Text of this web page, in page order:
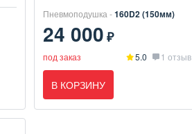
Пневмоподушка -160D2 (150мм)
24 000₽
под заказ 5.0 1 отзыв
В КОРЗИНУ